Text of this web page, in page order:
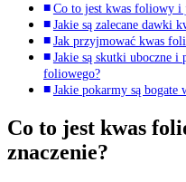
Co to jest kwas foliowy i
Jakie są zalecane dawki
Jak przyjmować kwas
Jakie są skutki uboczne i
foliowego?
Jakie pokarmy są
Co to jest kwas
znaczenie?